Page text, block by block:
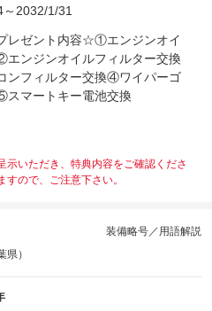
2032/1/31
レゼント内容☆①エンジンオイ
エンジンオイルフィルター交換
ンフィルター交換④ワイパーゴ
スマートキー電池交換
いただき、特典内容をご確認くださ
ので、ご注意下さい。
）
装備略号／用語解説